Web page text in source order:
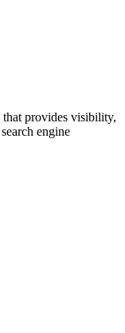
that provides visibility,
engine